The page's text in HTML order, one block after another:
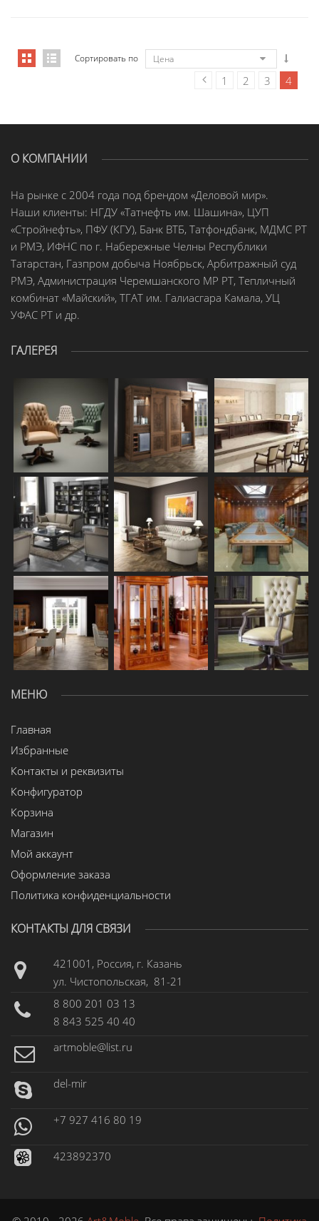
Сортировать по Цена
1 2 3 4
О КОМПАНИИ
На рынке с 2004 года под брендом «Деловой мир».
Наши клиенты: НГДУ «Татнефть им. Шашина», ЦУП
«Стройнефть», ПФУ (КГУ), Банк ВТБ, Татфондбанк, МДМС РТ
и РМЭ, ИФНС по г. Набережные Челны Республики
Татарстан, Газпром добыча Ноябрьск, Арбитражный суд
РМЭ, Администрация Черемшанского МР РТ, Тепличный
комбинат «Майский», ТГАТ им. Галиасгара Камала, УЦ
УФАС РТ и др.
ГАЛЕРЕЯ
МЕНЮ
Главная
Избранные
Контакты и реквизиты
Конфигуратор
Корзина
Магазин
Мой аккаунт
Оформление заказа
Политика конфиденциальности
КОНТАКТЫ ДЛЯ СВЯЗИ
421001, Россия, г. Казань
ул. Чистопольская, 81-21
8 800 201 03 13
8 843 525 40 40
artmoble@list.ru
del-mir
+7 927 416 80 19
423892370